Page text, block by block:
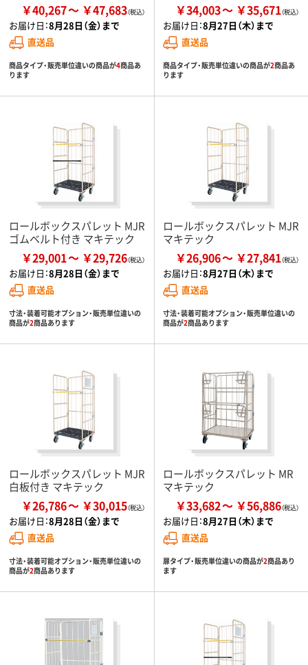
￥40,267 ￥47,683
お届け日：8月28日（金）まで
直送品
商品タイプ・販売単位違いの商品が4商品あ
ります
￥34,003 ￥35,671
お届け日：8月27日（木）まで
直送品
商品タイプ・販売単位違いの商品が2商品あ
ります
ロールボックスパレット MJR
ゴムベルト付き マキテック
￥29,001 ￥29,726
お届け日：8月28日（金）まで
直送品
寸法・装着可能オプション・販売単位違いの
商品が2商品あります
ロールボックスパレット MJR
マキテック
￥26,906 ￥27,841
お届け日：8月27日（木）まで
直送品
寸法・装着可能オプション・販売単位違いの
商品が2商品あります
ロールボックスパレット MJR
白板付き マキテック
￥26,786 ￥30,015
お届け日：8月28日（金）まで
直送品
寸法・装着可能オプション・販売単位違いの
商品が2商品あります
ロールボックスパレット MR
マキテック
￥33,682 ￥56,886
お届け日：8月27日（木）まで
直送品
扉タイプ・販売単位違いの商品が2商品あり
ます